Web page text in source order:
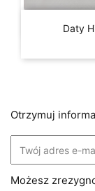

Daty
Otrzymuj
Możesz